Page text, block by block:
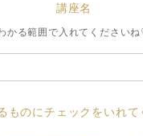
講座名
かる範囲で入れてください
ものにチェックをいれて